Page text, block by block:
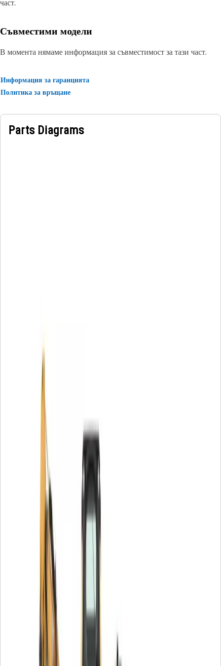
част.
Съвместими модели
В момента нямаме информация за съвместимост за тази част.
Информация за гаранцията
Политика за връщане
Parts Diagrams